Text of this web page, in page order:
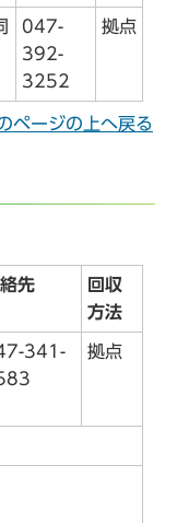
047-
392-
3252
拠点
ページの上へ戻る
先
回収
方法
341-
拠点